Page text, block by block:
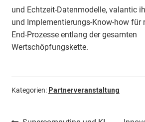
und Echtzeit-Datenmodelle, valantic
und Implementierungs-Know-how für
End-Prozesse entlang der gesamten
Wertschöpfungskette.
Kategorien: Partnerveranstaltung